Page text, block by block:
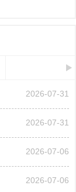
2026-07-31
2026-07-31
2026-07-06
2026-07-06